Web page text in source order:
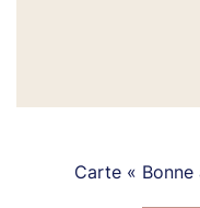
Carte «